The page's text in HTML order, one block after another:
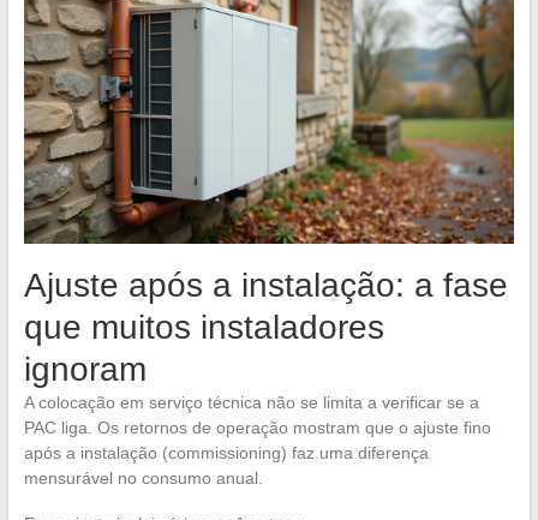
Ajuste após a instalação: a fase
que muitos instaladores
ignoram
A colocação em serviço técnica não se limita a verificar se a
PAC liga. Os retornos de operação mostram que o ajuste fino
após a instalação (commissioning) faz uma diferença
mensurável no consumo anual.